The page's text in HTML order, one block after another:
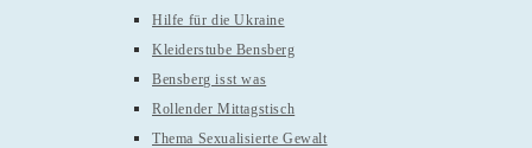
Hilfe für die Ukraine
Kleiderstube Bensberg
Bensberg isst was
Rollender Mittagstisch
Thema Sexualisierte Gewalt